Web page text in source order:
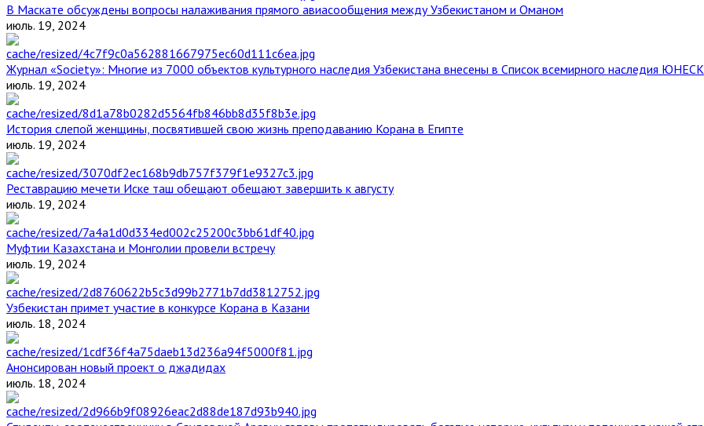
В Маскате обсуждены вопросы налаживания прямого авиасообщения между Узбекистаном и Оманом
июль. 19, 2024
Журнал «Society»: Многие из 7000 объектов культурного наследия Узбекистана внесены в Список всемирного наследия
июль. 19, 2024
История слепой женщины, посвятившей свою жизнь преподаванию Корана в Египте
июль. 19, 2024
Реставрацию мечети Иске таш обещают обещают завершить к августу
июль. 19, 2024
Муфтии Казахстана и Монголии провели встречу
июль. 19, 2024
Узбекистан примет участие в конкурсе Корана в Казани
июль. 18, 2024
Анонсирован новый проект о джадидах
июль. 18, 2024